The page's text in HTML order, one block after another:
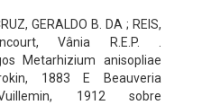
GERALDO B. DA ; REIS,
Vânia R.E.P. .
Metarhizium anisopliae
1883 E Beauveria
1912 sobre